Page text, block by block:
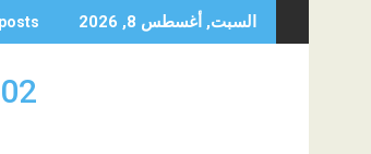
to
السبت, أغسطس 8, 2026